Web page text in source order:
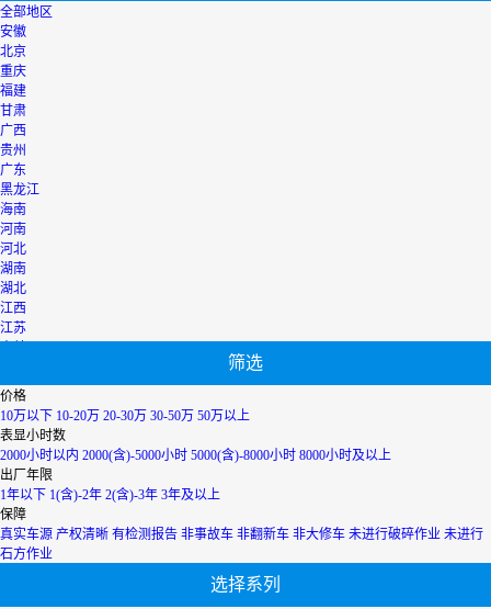
全部地区
安徽
北京
重庆
福建
甘肃
广西
贵州
广东
黑龙江
海南
河南
河北
湖南
湖北
江西
江苏
宁夏
内蒙古
青海
上海
陕西
山西
山东
四川
天津
台湾
新疆
筛选
价格
10万以下 10-20万 20-30万 30-50万 50万以上
表显小时数
2000小时以内 2000(含)-5000小时 5000(含)-8000小时 8000小时及以上
出厂年限
1年以下 1(含)-2年 2(含)-3年 3年及以上
保障
真实车源 产权清晰 有检测报告 非事故车 非翻新车 非大修车 未进行破碎作业 未进行
石方作业
选择系列